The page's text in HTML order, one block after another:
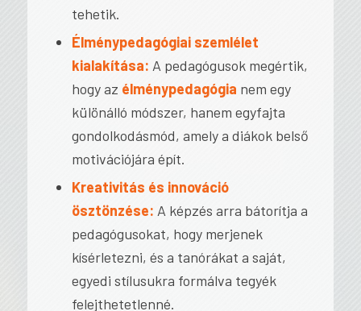
tehetik.
Élménypedagógiai szemlélet
kialakítása: A pedagógusok megértik,
hogy az élménypedagógia nem egy
különálló módszer, hanem egyfajta
gondolkodásmód, amely a diákok belső
motivációjára épít.
Kreativitás és innováció
ösztönzése: A képzés arra bátorítja a
pedagógusokat, hogy merjenek
kísérletezni, és a tanórákat a saját,
egyedi stílusukra formálva tegyék
felejthetetlenné.